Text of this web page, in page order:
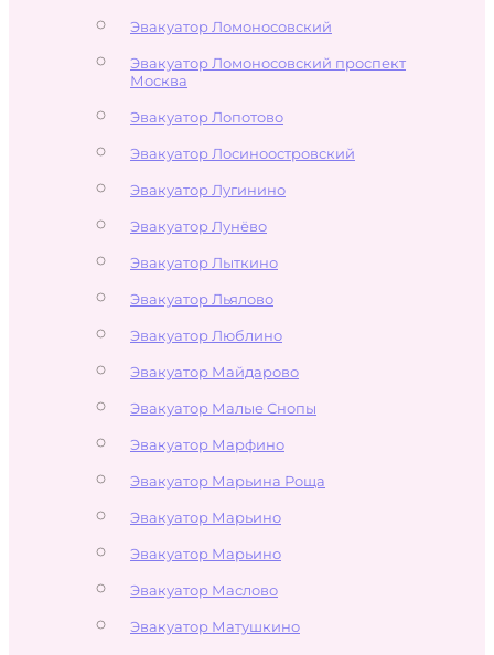
Эвакуатор Ломоносовский
Эвакуатор Ломоносовский проспект
Москва
Эвакуатор Лопотово
Эвакуатор Лосиноостровский
Эвакуатор Лугинино
Эвакуатор Лунёво
Эвакуатор Лыткино
Эвакуатор Льялово
Эвакуатор Люблино
Эвакуатор Майдарово
Эвакуатор Малые Снопы
Эвакуатор Марфино
Эвакуатор Марьина Роща
Эвакуатор Марьино
Эвакуатор Марьино
Эвакуатор Маслово
Эвакуатор Матушкино